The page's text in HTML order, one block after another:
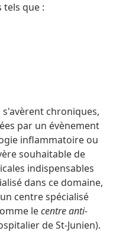
tels que :
chroniques,
par un évènement
inflammatoire ou
souhaitable de
indispensables
dans ce domaine,
centre spécialisé
lecentre anti-
de St-Junien).